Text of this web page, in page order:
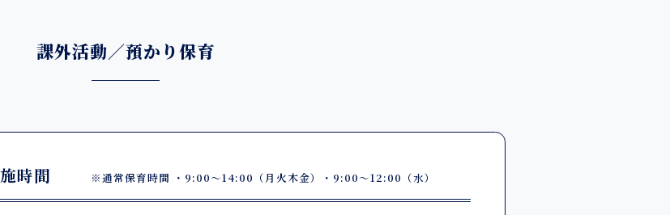
課外活動／預かり保育
時間 ※通常保育時間 ・9:00～14:00（月火木金）・9:00～12:00（水）